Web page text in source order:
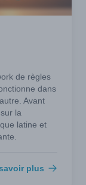
de règles
dans
Avant
la
latine et
plus